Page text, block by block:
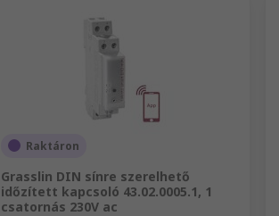
Raktáron
Grasslin DIN sínre szerelhető
időzített kapcsoló 43.02.0005.1, 1
csatornás 230V ac